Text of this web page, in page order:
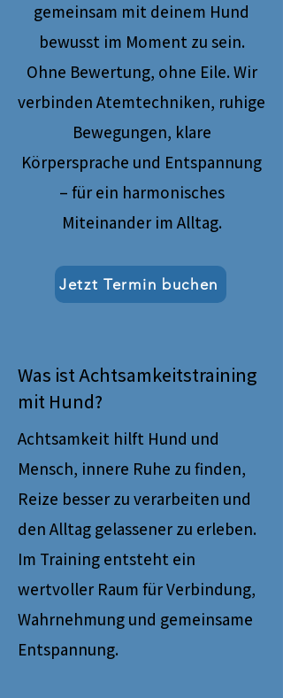
gemeinsam mit deinem Hund
bewusst im Moment zu sein.
Ohne Bewertung, ohne Eile. Wir
verbinden Atemtechniken, ruhige
Bewegungen, klare
Körpersprache und Entspannung
– für ein harmonisches
Miteinander im Alltag.
Jetzt Termin buchen
Was ist Achtsamkeitstraining
mit Hund?
Achtsamkeit hilft Hund und
Mensch, innere Ruhe zu finden,
Reize besser zu verarbeiten und
den Alltag gelassener zu erleben.
Im Training entsteht ein
wertvoller Raum für Verbindung,
Wahrnehmung und gemeinsame
Entspannung.